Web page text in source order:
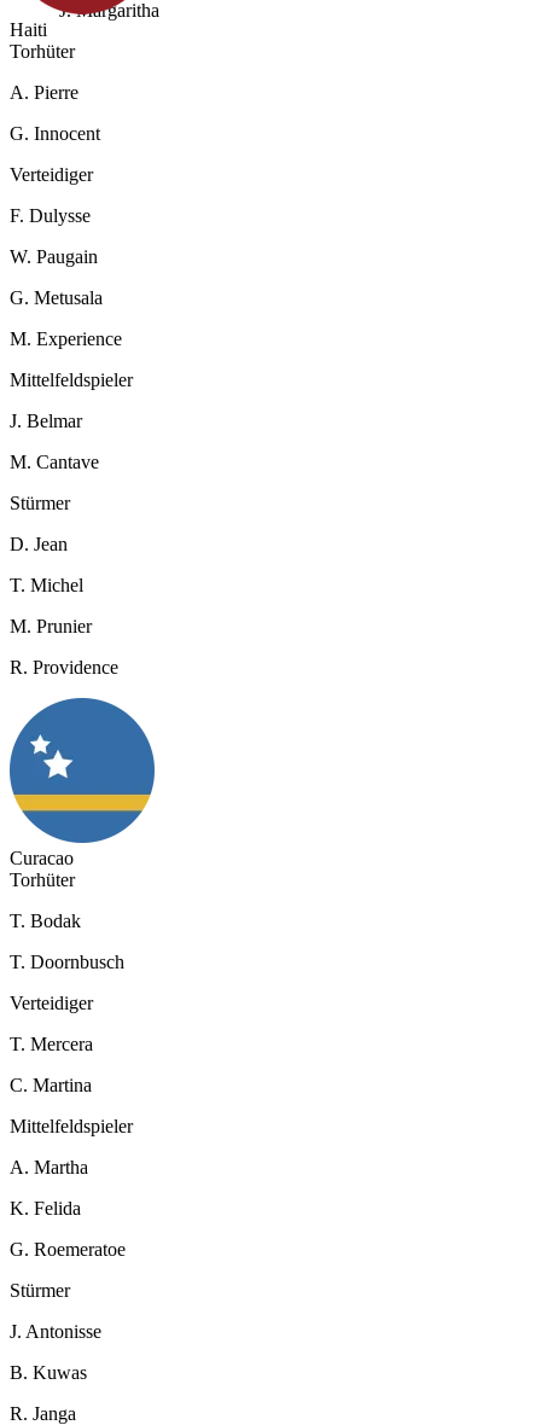
J. Margaritha
Haiti
Torhüter
A. Pierre
G. Innocent
Verteidiger
F. Dulysse
W. Paugain
G. Metusala
M. Experience
Mittelfeldspieler
J. Belmar
M. Cantave
Stürmer
D. Jean
T. Michel
M. Prunier
R. Providence
Curacao
Torhüter
T. Bodak
T. Doornbusch
Verteidiger
T. Mercera
C. Martina
Mittelfeldspieler
A. Martha
K. Felida
G. Roemeratoe
Stürmer
J. Antonisse
B. Kuwas
R. Janga